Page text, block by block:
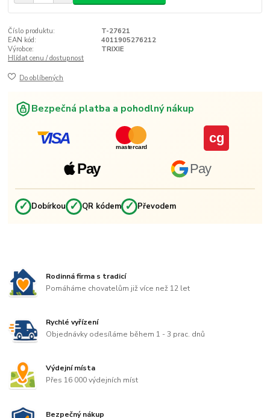
Číslo produktu:
T-27621
EAN kód:
4011905276212
Výrobce:
TRIXIE
Hlídat cenu / dostupnost
Do oblíbených
Bezpečná platba a pohodlný nákup
VISA mastercard
Pay Pay
cg
✓ Dobírkou ✓ QR kódem ✓ Převodem
Rodinná firma s tradicí
Pomáháme chovatelům již více než 12 let
Rychlé vyřízení
Objednávky odesíláme během 1 - 3 prac. dnů
Výdejní místa
Přes 16 000 výdejních míst
Bezpečný nákup